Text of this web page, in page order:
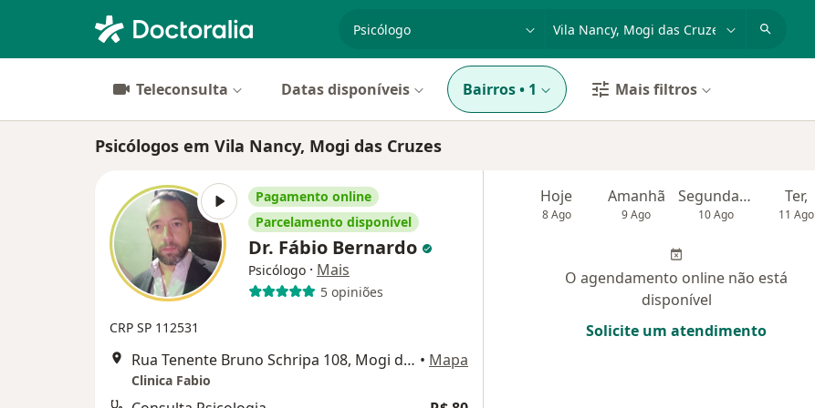
especialidade, doença ou nome
Teleconsulta Datas disponíveis Bairros• 1 Mais filtros
Psicólogos em Vila Nancy, Mogi das Cruzes
Pagamento online
Parcelamento disponível
Dr. Fábio Bernardo
Psicólogo · Mais
5 opiniões
CRP SP 112531
Rua Tenente Bruno Schripa 108, Mogi das Cruzes • Mapa
Clinica Fabio
Hoje
8 Ago
Amanhã
9 Ago
Segunda-feira
10 Ago
Ter,
11 Ago
O agendamento online não está
disponível
Solicite um atendimento